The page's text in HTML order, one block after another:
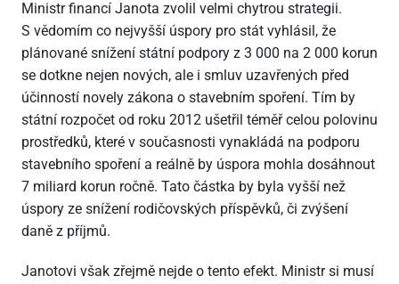
Ministr financí Janota zvolil velmi chytrou strategii.
S vědomím co nejvyšší úspory pro stát vyhlásil, že
plánované snížení státní podpory z 3 000 na 2 000 korun
se dotkne nejen nových, ale i smluv uzavřených před
účinností novely zákona o stavebním spoření. Tím by
státní rozpočet od roku 2012 ušetřil téměř celou polovinu
prostředků, které v současnosti vynakládá na podporu
stavebního spoření a reálně by úspora mohla dosáhnout
7 miliard korun ročně. Tato částka by byla vyšší než
úspory ze snížení rodičovských příspěvků, či zvýšení
daně z příjmů.
Janotovi však zřejmě nejde o tento efekt. Ministr si musí